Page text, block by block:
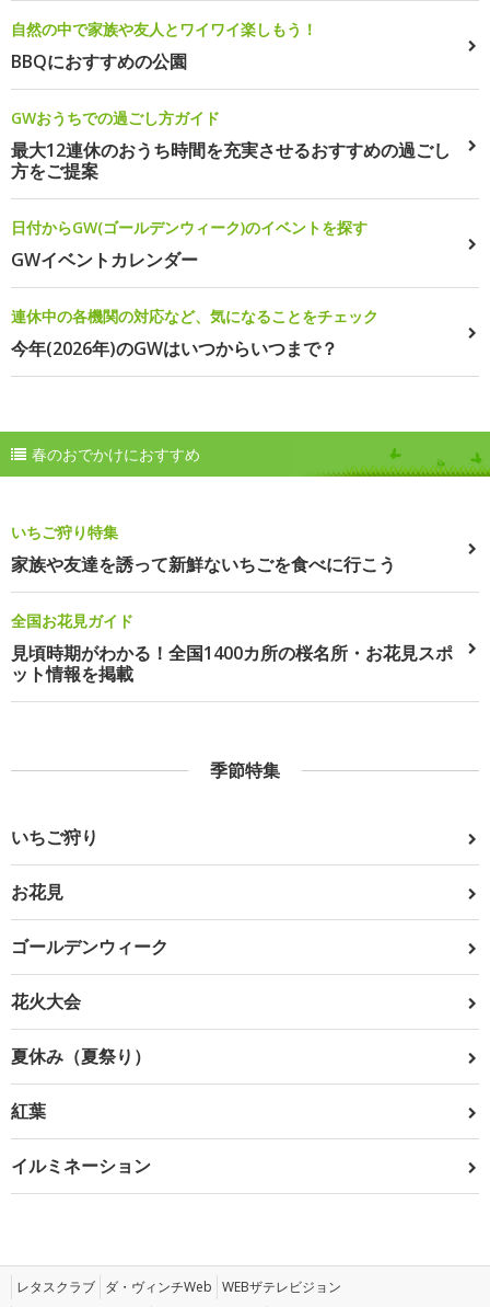
自然の中で家族や友人とワイワイ楽しもう！
BBQにおすすめの公園
GWおうちでの過ごし方ガイド
最大12連休のおうち時間を充実させるおすすめの過ごし
方をご提案
日付からGW(ゴールデンウィーク)のイベントを探す
GWイベントカレンダー
連休中の各機関の対応など、気になることをチェック
今年(2026年)のGWはいつからいつまで？
春のおでかけにおすすめ
いちご狩り特集
家族や友達を誘って新鮮ないちごを食べに行こう
全国お花見ガイド
見頃時期がわかる！全国1400カ所の桜名所・お花見スポ
ット情報を掲載
季節特集
いちご狩り
お花見
ゴールデンウィーク
花火大会
夏休み（夏祭り）
紅葉
イルミネーション
レタスクラブ ダ・ヴィンチWeb WEBザテレビジョン